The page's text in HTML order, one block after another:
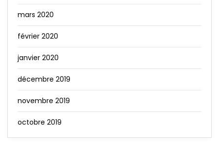
mars 2020
février 2020
janvier 2020
décembre 2019
novembre 2019
octobre 2019